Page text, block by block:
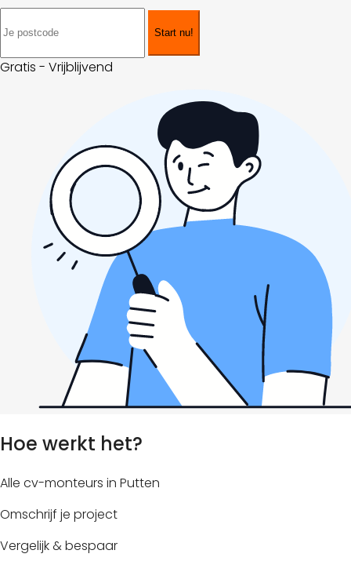
Start nu!
Gratis - Vrijblijvend
Hoe werkt het?
Alle cv-monteurs in Putten
Omschrijf je project
Vergelijk & bespaar